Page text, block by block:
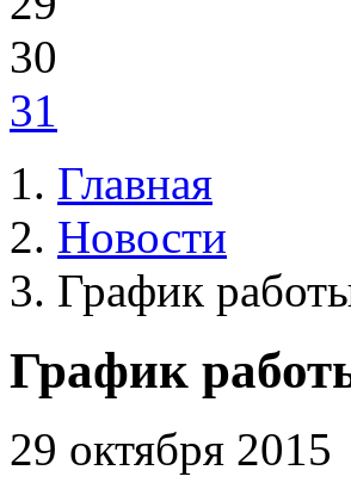
30
31
Главная
Новости
График
График
29 октября 2015